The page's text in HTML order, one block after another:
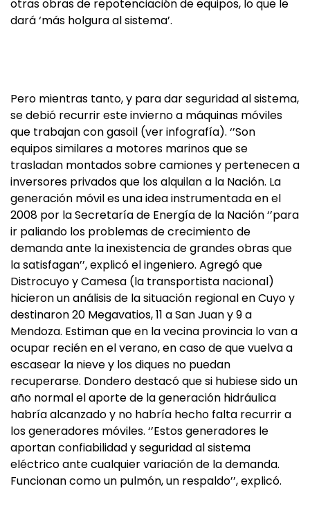
otras obras de repotenciación de equipos, lo que le
dará ‘más holgura al sistema’.
Pero mientras tanto, y para dar seguridad al sistema,
se debió recurrir este invierno a máquinas móviles
que trabajan con gasoil (ver infografía). ‘’Son
equipos similares a motores marinos que se
trasladan montados sobre camiones y pertenecen a
inversores privados que los alquilan a la Nación. La
generación móvil es una idea instrumentada en el
2008 por la Secretaría de Energía de la Nación ‘’para
ir paliando los problemas de crecimiento de
demanda ante la inexistencia de grandes obras que
la satisfagan’’, explicó el ingeniero. Agregó que
Distrocuyo y Camesa (la transportista nacional)
hicieron un análisis de la situación regional en Cuyo y
destinaron 20 Megavatios, 11 a San Juan y 9 a
Mendoza. Estiman que en la vecina provincia lo van a
ocupar recién en el verano, en caso de que vuelva a
escasear la nieve y los diques no puedan
recuperarse. Dondero destacó que si hubiese sido un
año normal el aporte de la generación hidráulica
habría alcanzado y no habría hecho falta recurrir a
los generadores móviles. ‘’Estos generadores le
aportan confiabilidad y seguridad al sistema
eléctrico ante cualquier variación de la demanda.
Funcionan como un pulmón, un respaldo’’, explicó.